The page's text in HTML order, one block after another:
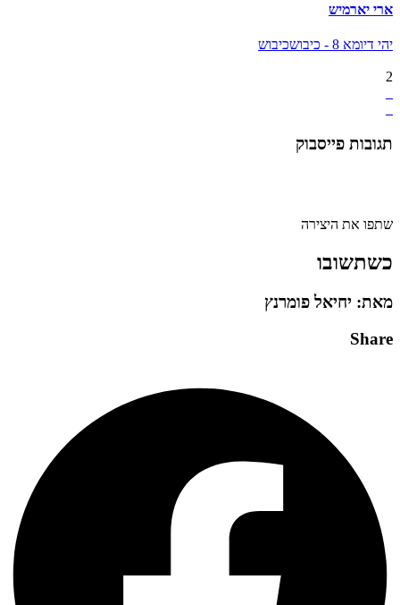
ארי יארמיש
יהי דיומא 8 - כיבוש כיבוש
2
תגובות פייסבוק
שתפו את היצירה
כשתשובו
מאת: יחיאל פומרנץ
Share